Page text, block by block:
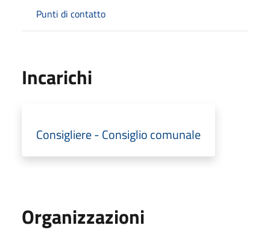
Punti di contatto
Incarichi
Consigliere - Consiglio comunale
Organizzazioni